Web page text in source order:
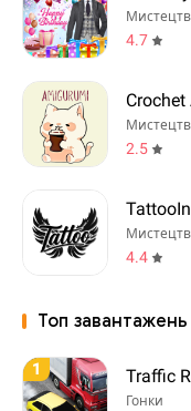
4.7
2.5
4.4
Топ завантажень
1 Traffic
Гонки